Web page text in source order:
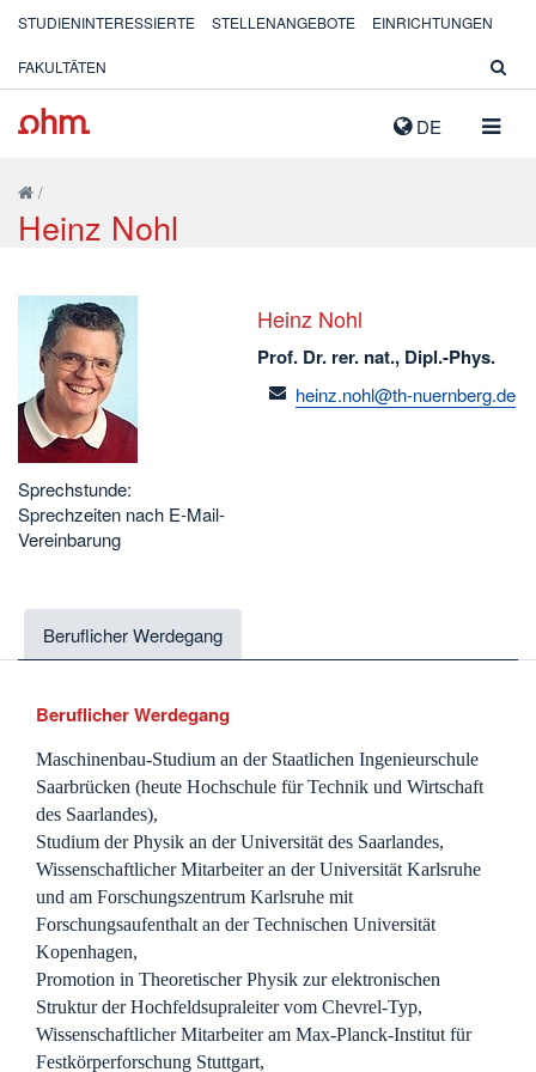
DE
STUDIENINTERESSIERTE STELLENANGEBOTE EINRICHTUNGEN
FAKULTÄTEN
/
Heinz Nohl
Sprechstunde:
Sprechzeiten nach E-Mail-
Vereinbarung
Heinz Nohl
Prof. Dr. rer. nat., Dipl.-Phys.
email
heinz.nohl@th-nuernberg.de
Beruflicher Werdegang
Beruflicher Werdegang
Maschinenbau-Studium an der Staatlichen Ingenieurschule
Saarbrücken (heute Hochschule für Technik und Wirtschaft
des Saarlandes),
Studium der Physik an der Universität des Saarlandes,
Wissenschaftlicher Mitarbeiter an der Universität Karlsruhe
und am Forschungszentrum Karlsruhe mit
Forschungsaufenthalt an der Technischen Universität
Kopenhagen,
Promotion in Theoretischer Physik zur elektronischen
Struktur der Hochfeldsupraleiter vom Chevrel-Typ,
Wissenschaftlicher Mitarbeiter am Max-Planck-Institut für
Festkörperforschung Stuttgart,